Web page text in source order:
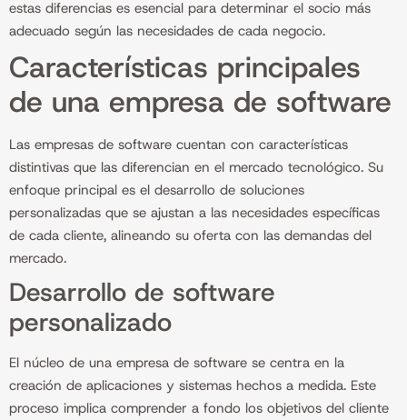
estas diferencias es esencial para determinar el socio más
adecuado según las necesidades de cada negocio.
Características principales
de una empresa de software
Las empresas de software cuentan con características
distintivas que las diferencian en el mercado tecnológico. Su
enfoque principal es el desarrollo de soluciones
personalizadas que se ajustan a las necesidades específicas
de cada cliente, alineando su oferta con las demandas del
mercado.
Desarrollo de software
personalizado
El núcleo de una empresa de software se centra en la
creación de aplicaciones y sistemas hechos a medida. Este
proceso implica comprender a fondo los objetivos del cliente